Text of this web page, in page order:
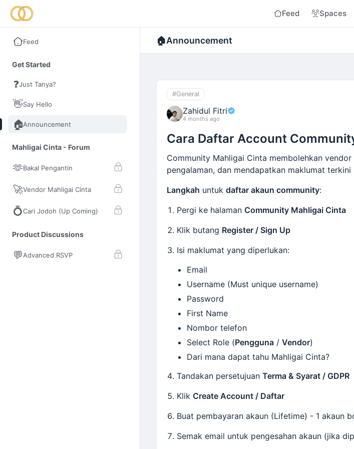
Feed Spaces
Feed
Get Started
❓Just Tanya?
👋Say Hello
🏠Announcement
Mahligai Cinta - Forum
🫶Bakal Pengantin
🚀Vendor Mahligai Cinta
💍Cari Jodoh (Up Coming)
Product Discussions
💬Advanced RSVP
🏠Announcement
#General
Zahidul Fitri
4 months ago
Cara Daftar Account
Community Mahligai Cinta membolehkan
pengalaman, dan mendapatkan maklumat
Langkah untuk daftar akaun community:
Pergi ke halaman Community Mahligai Cinta
Klik butang Register / Sign Up
Isi maklumat yang diperlukan:
Email
Username (Must unique username)
Password
First Name
Nombor telefon
Select Role (Pengguna / Vendor)
Dari mana dapat tahu Mahligai Cinta?
Tandakan persetujuan Terma & Syarat / GDPR
Klik Create Account / Daftar
Buat pembayaran akaun (Lifetime) - 1 akaun
Semak email untuk pengesahan akaun (jika